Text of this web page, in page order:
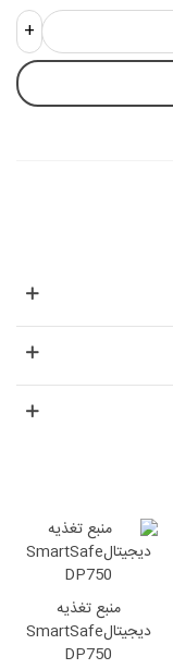
+
منبع تغذیه
دیجیتالSmartSafe
DP750